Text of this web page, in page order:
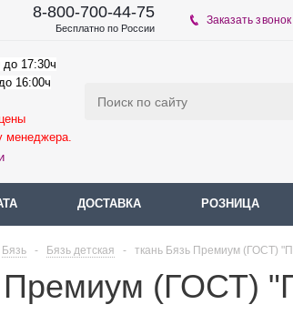
8-800-700-44-75
Бесплатно по России
Заказать звонок
до 17:30ч
16:00ч
менеджера.
ДОСТАВКА РОЗНИЦА
Бязь - Бязь детская - ткань Бязь Премиум (ГОСТ)
Премиум (ГОСТ)